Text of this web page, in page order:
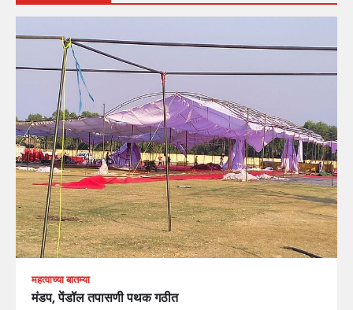
महत्वाच्या बातम्या
मंडप, पेंडॉल तपासणी पथक गठीत